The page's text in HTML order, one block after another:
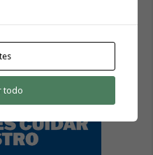
todo